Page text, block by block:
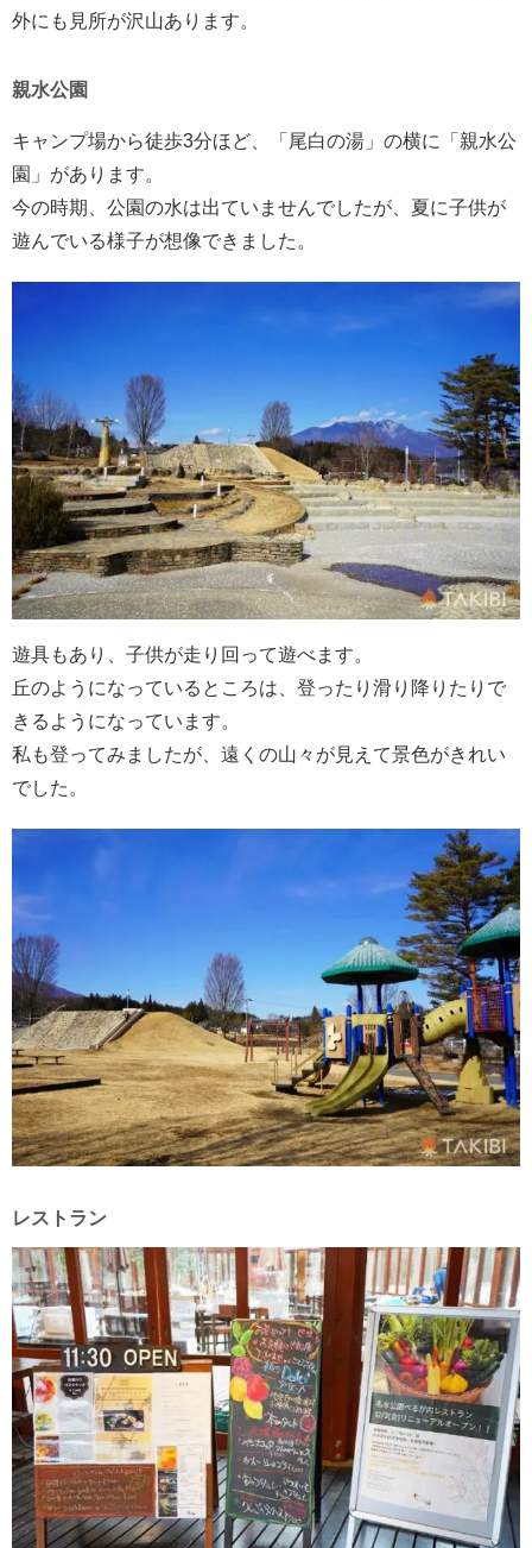
外にも見所が沢山あります。
親水公園
キャンプ場から徒歩3分ほど、「尾白の湯」の横に「親水公
園」があります。
今の時期、公園の水は出ていませんでしたが、夏に子供が
遊んでいる様子が想像できました。
遊具もあり、子供が走り回って遊べます。
丘のようになっているところは、登ったり滑り降りたりで
きるようになっています。
私も登ってみましたが、遠くの山々が見えて景色がきれい
でした。
レストラン